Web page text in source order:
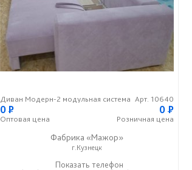
Диван Модерн-2 модульная система Арт. 10640
0P
Оптовая цена
0 P
Розничная цена
Фабрика «Мажор»
г.Кузнецк
+7 (999) 611-98-99 ☎+7 (999) 610-99-95
Показать телефон